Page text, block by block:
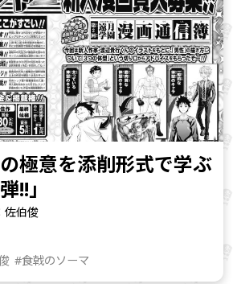
極意を添削形式で学ぶ
!!」
佐伯俊
#食戟のソーマ